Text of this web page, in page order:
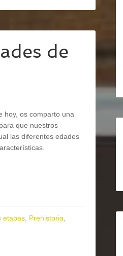
de
hoy, os comparto una
que nuestros
las diferentes edades
etapas Prehistoria